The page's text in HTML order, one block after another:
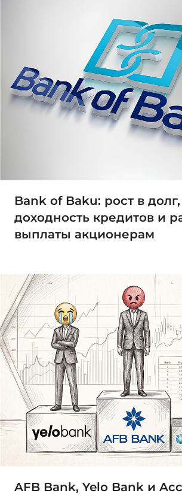
Bank of Baku: рост в
доходность кредитов и
выплаты акционерам
AFB Bank, Yelo Bank и